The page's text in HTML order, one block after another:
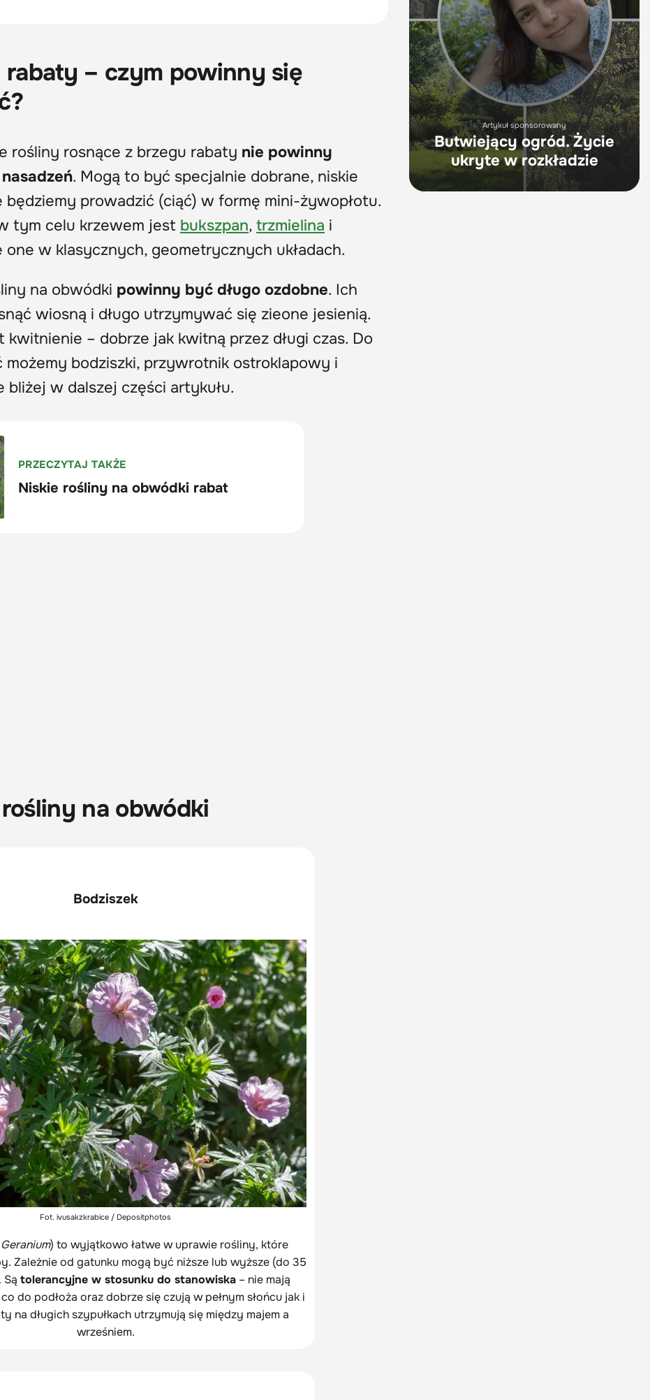
– czym powinny się
rośliny rosnące z brzegu rabaty nie powinny
. Mogą to być specjalnie dobrane, niskie
prowadzić (ciąć) w formę mini-żywopłotu.
tym celu krzewem jest bukszpan, trzmielina i
one w klasycznych, geometrycznych układach.
na obwódki powinny być długo ozdobne. Ich
wiosną i długo utrzymywać się zieone jesienią.
– dobrze jak kwitną przez długi czas. Do
bodziszki, przywrotnik ostroklapowy i
bliżej w dalszej części artykułu.
na obwódki
Bodziszek
Fot. ivusakzkrabice / Depositphotos
Geranium) to wyjątkowo łatwe w uprawie rośliny, które
Zależnie od gatunku mogą być niższe lub wyższe (do 35
Są tolerancyjne w stosunku do stanowiska– nie mają
do podłoża oraz dobrze się czują w pełnym słońcu jak i
na długich szypułkach utrzymują się między majem a
wrześniem.
Artykuł sponsorowany
Butwiejący ogród. Życie
ukryte w rozkładzie